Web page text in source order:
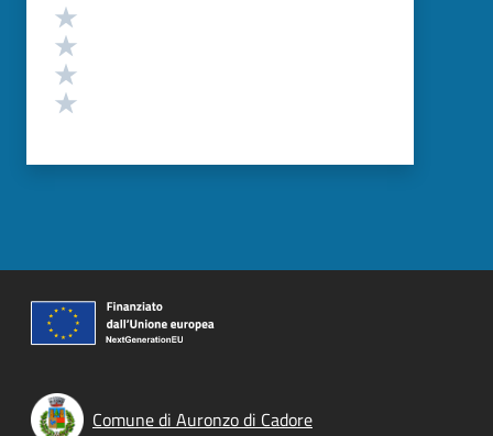
Comune di Auronzo di Cadore